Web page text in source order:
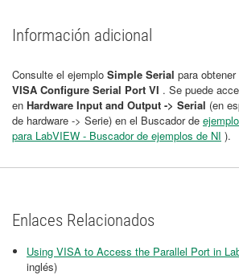
Información adicional
Consulte el ejemplo Simple Serial para
VISA Configure Serial Port VI . Se puede
en Hardware Input and Output -> Serial (en
de hardware -> Serie) en el Buscador de
para LabVIEW - Buscador de ejemplos de NI ).
Enlaces Relacionados
Using VISA to Access the Parallel Port in
inglés)